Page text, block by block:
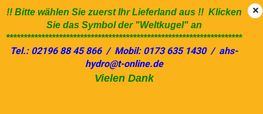
!! Bitte wählen Sie zuerst Ihr Lieferland aus !! Klicken
Sie das Symbol der "Weltkugel" an
*******************************************************************
Tel.: 02196 88 45 866 / Mobil: 0173 635 1430 / ahs-
hydro@t-online.de
Vielen Dank